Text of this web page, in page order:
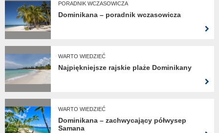
PORADNIK WCZASOWICZA
Dominikana – poradnik wczasowicza
WARTO WIEDZIEĆ
Najpiękniejsze rajskie plaże Dominikany
WARTO WIEDZIEĆ
Dominikana – zachwycający półwysep
Samana